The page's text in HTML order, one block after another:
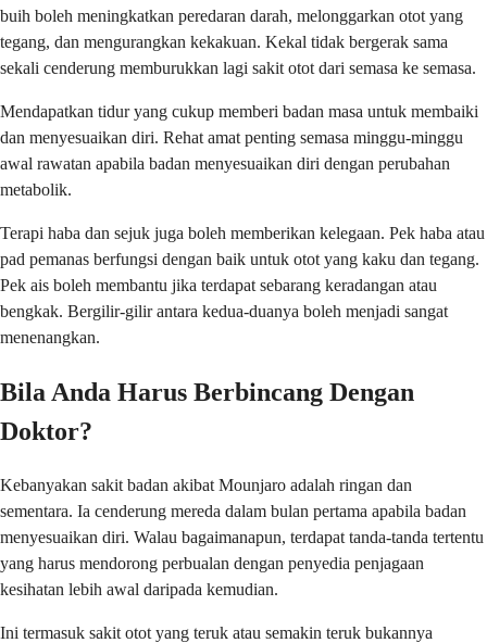
buih boleh meningkatkan peredaran darah, melonggarkan otot yang
tegang, dan mengurangkan kekakuan. Kekal tidak bergerak sama
sekali cenderung memburukkan lagi sakit otot dari semasa ke semasa.
Mendapatkan tidur yang cukup memberi badan masa untuk membaiki
dan menyesuaikan diri. Rehat amat penting semasa minggu-minggu
awal rawatan apabila badan menyesuaikan diri dengan perubahan
metabolik.
Terapi haba dan sejuk juga boleh memberikan kelegaan. Pek haba atau
pad pemanas berfungsi dengan baik untuk otot yang kaku dan tegang.
Pek ais boleh membantu jika terdapat sebarang keradangan atau
bengkak. Bergilir-gilir antara kedua-duanya boleh menjadi sangat
menenangkan.
Bila Anda Harus Berbincang Dengan
Doktor?
Kebanyakan sakit badan akibat Mounjaro adalah ringan dan
sementara. Ia cenderung mereda dalam bulan pertama apabila badan
menyesuaikan diri. Walau bagaimanapun, terdapat tanda-tanda tertentu
yang harus mendorong perbualan dengan penyedia penjagaan
kesihatan lebih awal daripada kemudian.
Ini termasuk sakit otot yang teruk atau semakin teruk bukannya